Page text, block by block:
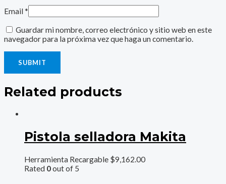
Email *
Guardar mi nombre, correo electrónico y sitio web en este
navegador para la próxima vez que haga un comentario.
Related products
Pistola selladora Makita
Herramienta Recargable $9,162.00
Rated 0out of 5